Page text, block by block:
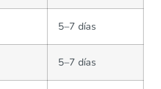
5–7 días
5–7 días